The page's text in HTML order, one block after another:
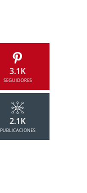
3.1K
SEGUIDORES
2.1K
PUBLICACIONES